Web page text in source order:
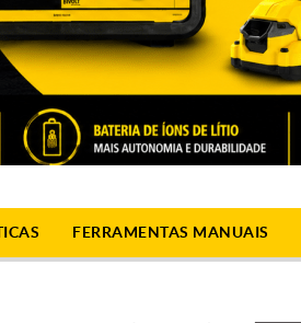
FERRAMENTAS MANUAIS